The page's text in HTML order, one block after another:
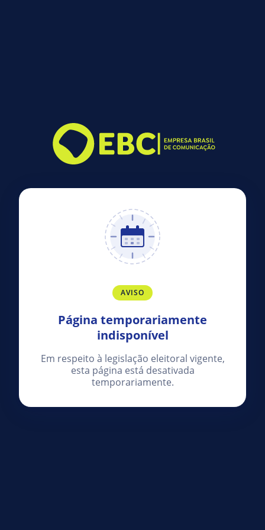
AVISO
Página temporariamente
indisponível
Em respeito à legislação eleitoral vigente,
esta página está desativada
temporariamente.